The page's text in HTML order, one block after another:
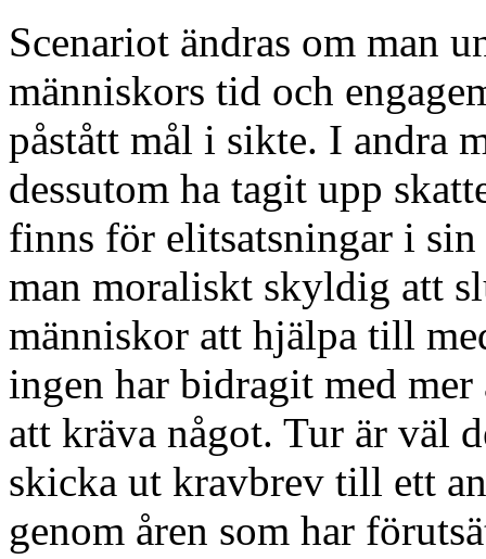
Scenariot ändras om man
människors tid och
påstått mål i sikte. I andra
dessutom ha tagit upp
finns för elitsatsningar i
man moraliskt skyldig att
människor att hjälpa till
ingen har bidragit med
att kräva något. Tur är väl
skicka ut kravbrev till ett
genom åren som har